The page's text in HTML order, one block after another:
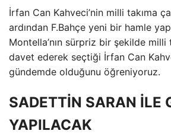
İrfan Can Kahveci’nin milli takıma
ardından F.Bahçe yeni bir hamle
Montella’nın sürpriz bir şekilde milli
davet ederek seçtiği İrfan Can
gündemde olduğunu öğreniyoruz.
SADETTİN SARAN İLE
YAPILACAK